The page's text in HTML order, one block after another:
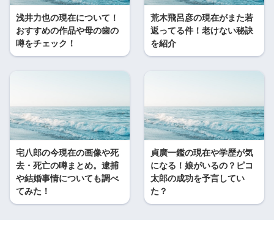
浅井力也の現在について！
おすすめの作品や母の歯の
噂をチェック！
荒木飛呂彦の現在がまた若
返ってる件！老けない秘訣
を紹介
宅八郎の今現在の画像や死
去・死亡の噂まとめ。逮捕
や結婚事情についても調べ
てみた！
貞廣一鑑の現在や学歴が気
になる！娘がいるの？ピコ
太郎の成功を予言してい
た？